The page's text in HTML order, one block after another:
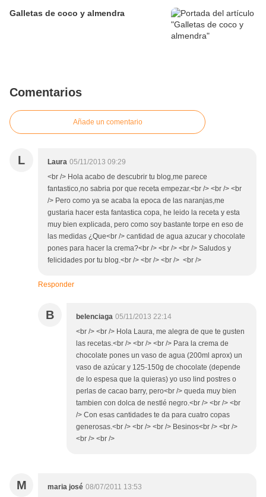
Galletas de coco y almendra
Comentarios
Añade un comentario
L Laura 05/11/2013 09:29
<br /> Hola acabo de descubrir tu blog,me parece
fantastico,no sabria por que receta empezar.<br /> <br /> <br
/> Pero como ya se acaba la epoca de las naranjas,me
gustaria hacer esta fantastica copa, he leido la receta y esta
muy bien explicada, pero como soy bastante torpe en eso de
las medidas ¿Que<br /> cantidad de agua azucar y chocolate
pones para hacer la crema?<br /> <br /> <br /> Saludos y
felicidades por tu blog.<br /> <br /> <br /> <br />
Responder
B belenciaga 05/11/2013 22:14
<br /> <br /> Hola Laura, me alegra de que te gusten
las recetas.<br /> <br /> <br /> Para la crema de
chocolate pones un vaso de agua (200ml aprox) un
vaso de azúcar y 125-150g de chocolate (depende
de lo espesa que la quieras) yo uso lind postres o
perlas de cacao barry, pero<br /> queda muy bien
tambien con dolca de nestlé negro.<br /> <br /> <br
/> Con esas cantidades te da para cuatro copas
generosas.<br /> <br /> <br /> Besinos<br /> <br />
<br /> <br />
M maria josé 08/07/2011 13:53